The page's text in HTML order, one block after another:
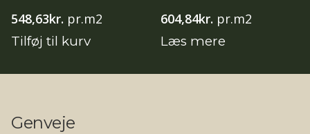
548,63kr. pr.m2
Tilføj til kurv
604,84kr. pr.m2
Læs mere
Genveje